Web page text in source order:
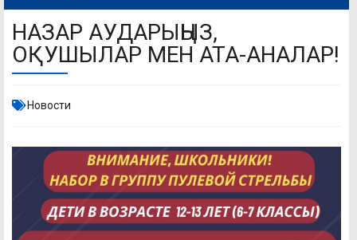
НАЗАР АУДАРЫҢЫЗ,
ОҚУШЫЛАР МЕН АТА-АНАЛАР!
Новости